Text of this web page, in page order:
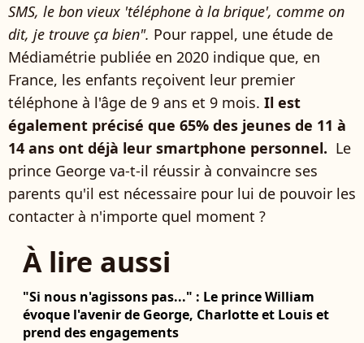
SMS, le bon vieux 'téléphone à la brique', comme on
dit, je trouve ça bien". Pour rappel, une étude de
Médiamétrie publiée en 2020 indique que, en
France, les enfants reçoivent leur premier
téléphone à l'âge de 9 ans et 9 mois. Il est
également précisé que 65% des jeunes de 11 à
14 ans ont déjà leur smartphone personnel. Le
prince George va-t-il réussir à convaincre ses
parents qu'il est nécessaire pour lui de pouvoir les
contacter à n'importe quel moment ?
À lire aussi
"Si nous n'agissons pas..." : Le prince William
évoque l'avenir de George, Charlotte et Louis et
prend des engagements